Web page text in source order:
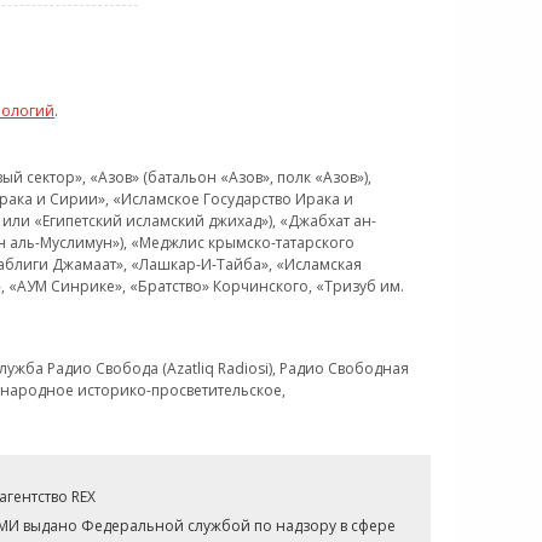
.
«Азов» (батальон «Азов», полк «Азов»),
и Сирии», «Исламское Государство Ирака и
«Египетский исламский джихад»), «Джабхат ан-
Муслимун»), «Меджлис крымско-татарского
Джамаат», «Лашкар-И-Тайба», «Исламская
Синрике», «Братство» Корчинского, «Тризуб им.
Радио Свобода (Azatliq Radiosi), Радио Свободная
историко-просветительское,
REX
выдано Федеральной службой по надзору в сфере